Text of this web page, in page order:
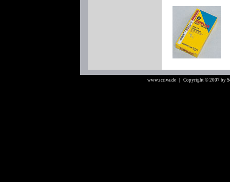
www.scriva.de | Copyright © 2007 by